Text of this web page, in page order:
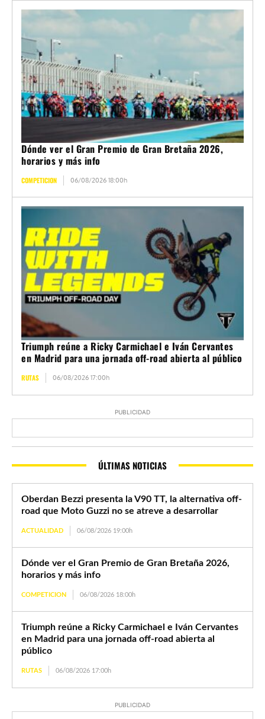
Dónde ver el Gran Premio de Gran Bretaña 2026,
horarios y más info
COMPETICION 06/08/2026 18:00h
Triumph reúne a Ricky Carmichael e Iván Cervantes
en Madrid para una jornada off-road abierta al público
RUTAS 06/08/2026 17:00h
PUBLICIDAD
ÚLTIMAS NOTICIAS
Oberdan Bezzi presenta la V90 TT, la alternativa off-
road que Moto Guzzi no se atreve a desarrollar
ACTUALIDAD 06/08/2026 19:00h
Dónde ver el Gran Premio de Gran Bretaña 2026,
horarios y más info
COMPETICION 06/08/2026 18:00h
Triumph reúne a Ricky Carmichael e Iván Cervantes
en Madrid para una jornada off-road abierta al
público
RUTAS 06/08/2026 17:00h
PUBLICIDAD